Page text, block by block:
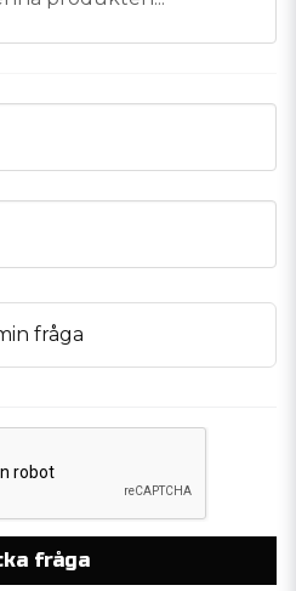
fråga
fråga